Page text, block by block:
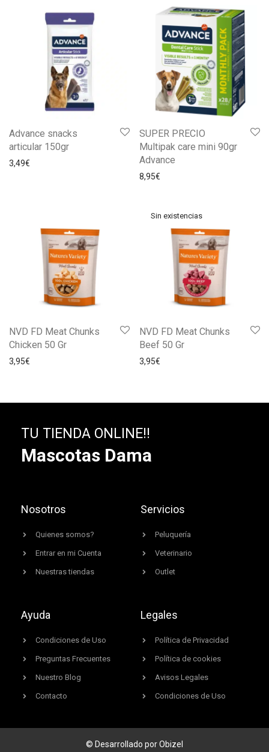
Advance snacks
articular 150gr
3,49€
SUPER PRECIO
Multipak care mini 90gr
Advance
8,95€
NVD FD Meat Chunks
Chicken 50 Gr
3,95€
NVD FD Meat Chunks
Beef 50 Gr
3,95€
TU TIENDA ONLINE!!
Mascotas Dama
Nosotros
Quienes somos?
Entrar en mi Cuenta
Nuestras tiendas
Servicios
Peluquería
Veterinario
Outlet
Ayuda
Condiciones de Uso
Preguntas Frecuentes
Nuestro Blog
Contacto
Legales
Política de Privacidad
Política de cookies
Avisos Legales
Condiciones de Uso
© Desarrollado por Obizel